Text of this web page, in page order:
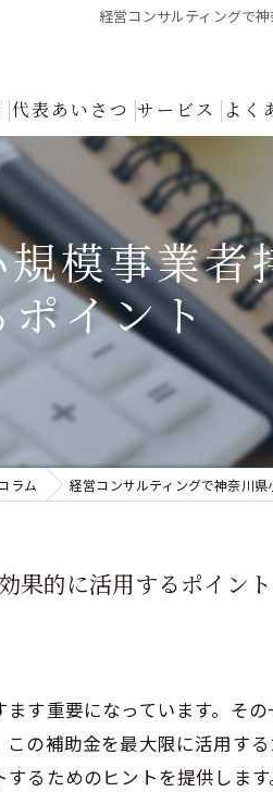
経営コンサルティングで
訣｜確実な資金調達をプロが誠実
の手続きと進め方｜資金繰り改善の
」フル活用支援
代表あいさつ サービス よく
模事業者
ポイント
ラム 経営コンサルティングで神奈川
果的に活用するポイント
す重要になっています。そ
の補助金を最大限に活用す
るためのヒントを提供します